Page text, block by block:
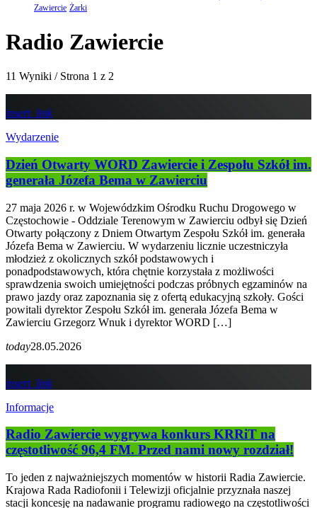
Zawiercie Żarki
Radio Zawiercie
11 Wyniki / Strona 1 z 2
insert_link
Wydarzenie
Dzień Otwarty WORD Zawiercie i Zespołu Szkół im.
generała Józefa Bema w Zawierciu
27 maja 2026 r. w Wojewódzkim Ośrodku Ruchu Drogowego w
Częstochowie - Oddziale Terenowym w Zawierciu odbył się Dzień
Otwarty połączony z Dniem Otwartym Zespołu Szkół im. generała
Józefa Bema w Zawierciu. W wydarzeniu licznie uczestniczyła
młodzież z okolicznych szkół podstawowych i
ponadpodstawowych, która chętnie korzystała z możliwości
sprawdzenia swoich umiejętności podczas próbnych egzaminów na
prawo jazdy oraz zapoznania się z ofertą edukacyjną szkoły. Gości
powitali dyrektor Zespołu Szkół im. generała Józefa Bema w
Zawierciu Grzegorz Wnuk i dyrektor WORD […]
today28.05.2026
insert_link
Informacje
Radio Zawiercie wygrywa konkurs KRRiT na
częstotliwość 96,4 FM. Przed nami nowy rozdział!
To jeden z najważniejszych momentów w historii Radia Zawiercie.
Krajowa Rada Radiofonii i Telewizji oficjalnie przyznała naszej
stacji koncesję na nadawanie programu radiowego na częstotliwości